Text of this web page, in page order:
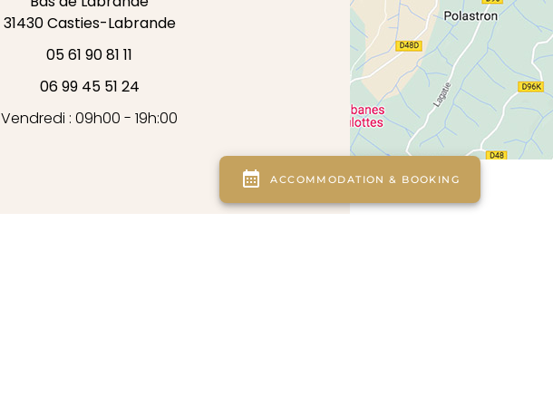
31430Casties-Labrande
05 61 90 81 11
06 99 45 51 24
Vendredi : 09h00 - 19h:00